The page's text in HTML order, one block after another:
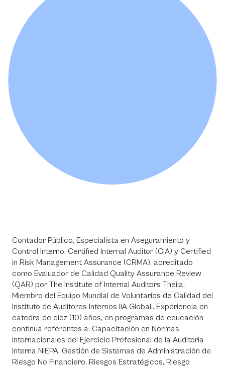
Contador Público, Especialista en Aseguramiento y
Control Interno, Certified Internal Auditor (CIA) y Certified
in Risk Management Assurance (CRMA), acreditado
como Evaluador de Calidad Quality Assurance Review
(QAR) por The Institute of Internal Auditors Theiia,
Miembro del Equipo Mundial de Voluntarios de Calidad del
Instituto de Auditores Internos IIA Global.. Experiencia en
catedra de diez (10) años, en programas de educación
continua referentes a: Capacitación en Normas
Internacionales del Ejercicio Profesional de la Auditoría
Interna NIEPA, Gestión de Sistemas de Administración de
Riesgo No Financiero, Riesgos Estratégicos, Riesgo